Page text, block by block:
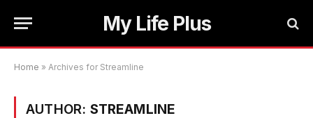
My Life Plus
Home » Archives for Streamline
AUTHOR: STREAMLINE